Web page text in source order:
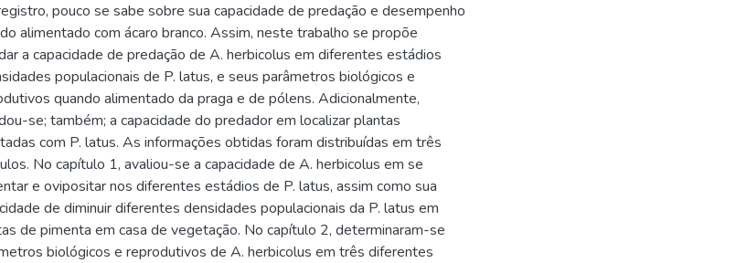
pouco se sabe sobre sua capacidade de predação e desempenho
alimentado com ácaro branco. Assim, neste trabalho se propõe
a capacidade de predação de A. herbicolus em diferentes estádios
populacionais de P. latus, e seus parâmetros biológicos e
quando alimentado da praga e de pólens. Adicionalmente,
se; também; a capacidade do predador em localizar plantas
com P. latus. As informações obtidas foram distribuídas em três
No capítulo 1, avaliou-se a capacidade de A. herbicolus em se
e ovipositar nos diferentes estádios de P. latus, assim como sua
de diminuir diferentes densidades populacionais da P. latus em
de pimenta em casa de vegetação. No capítulo 2, determinaram-se
biológicos e reprodutivos de A. herbicolus em três diferentes